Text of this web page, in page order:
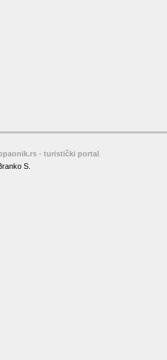
- turistički portal
S.